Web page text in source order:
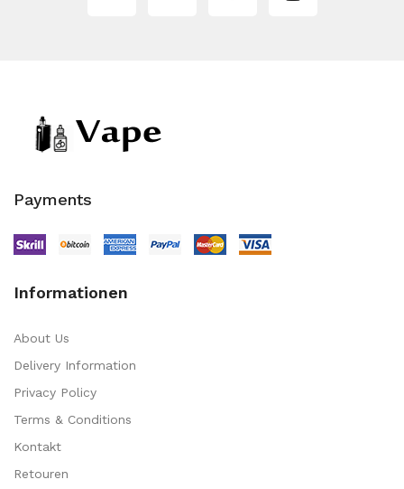
Payments
Informationen
About Us
Delivery Information
Privacy Policy
Terms & Conditions
Kontakt
Retouren